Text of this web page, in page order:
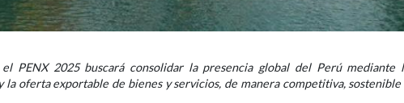
PENX 2025 buscará consolidar la presencia global del Perú mediante
la oferta exportable de bienes y servicios, de manera competitiva, sostenible